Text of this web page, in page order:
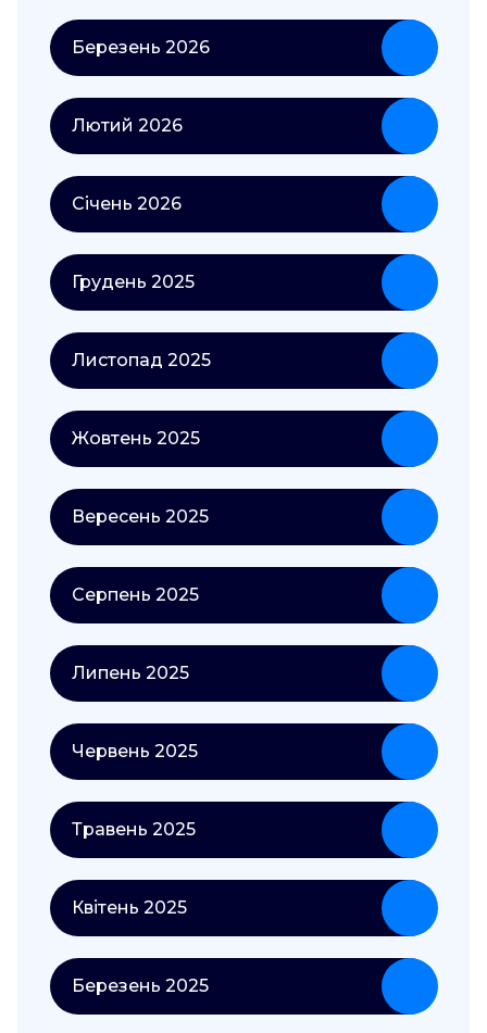
Березень 2026
Лютий 2026
Січень 2026
Грудень 2025
Листопад 2025
Жовтень 2025
Вересень 2025
Серпень 2025
Липень 2025
Червень 2025
Травень 2025
Квітень 2025
Березень 2025